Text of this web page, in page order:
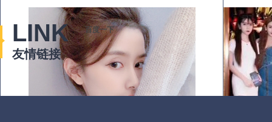
LINK
友情链接
百度一下